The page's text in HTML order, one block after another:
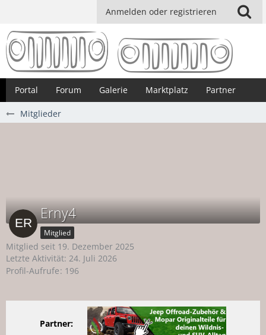
Anmelden oder registrieren
Portal Forum Galerie Marktplatz Partner
Mitglieder
Erny4
Mitglied
Mitglied seit 19. Dezember 2025
Letzte Aktivität: 24. Juli 2026
Profil-Aufrufe 196
Partner: